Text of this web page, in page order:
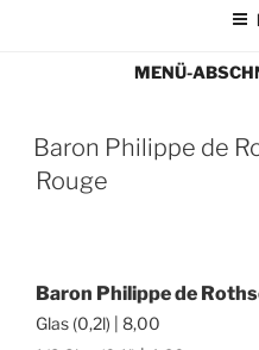
MENÜ-
Baron Philippe de
Rouge
Baron Philippe de
Glas (0,2l) | 8,00